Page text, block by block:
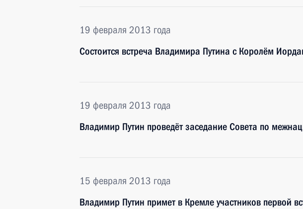
19 февраля 2013 года
Состоится встреча Владимира Путина с Королём
19 февраля 2013 года
Владимир Путин проведёт заседание Совета по
15 февраля 2013 года
Владимир Путин примет в Кремле участников первой